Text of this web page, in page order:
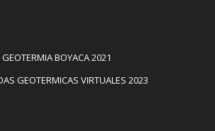
BOYACA 2021
GEOTERMICAS VIRTUALES 2023